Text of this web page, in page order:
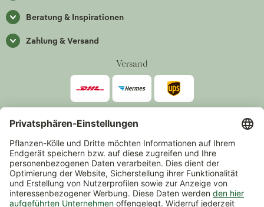
Beratung & Inspirationen
Zahlung & Versand
Versand
Zahlarten
*Alle Preise inkl. gesetzlicher Mehrwertsteuer zzgl.Versand
Mindestbestellwert 14,90 €, ausgenommen sind Gutscheine und